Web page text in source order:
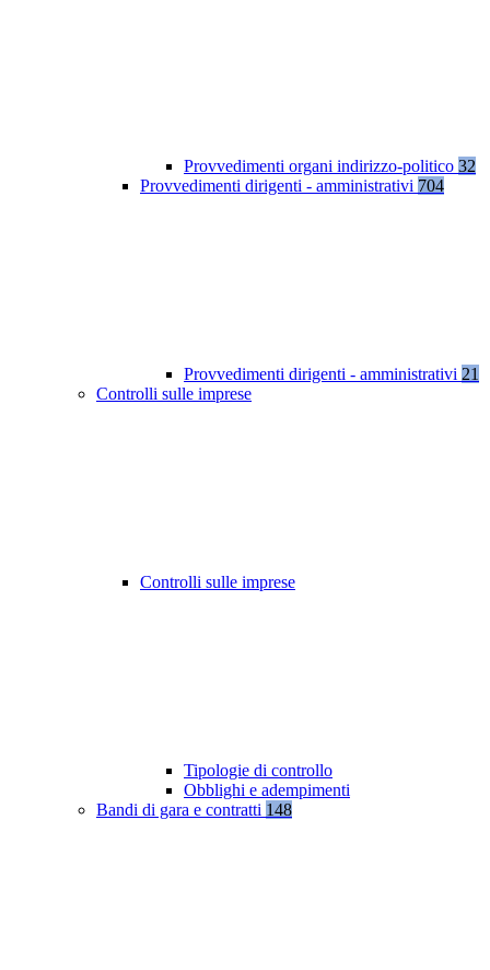
Provvedimenti organi indirizzo-politico 32
Provvedimenti dirigenti - amministrativi 704
Provvedimenti dirigenti - amministrativi 21
Controlli sulle imprese
Controlli sulle imprese
Tipologie di controllo
Obblighi e adempimenti
Bandi di gara e contratti 148